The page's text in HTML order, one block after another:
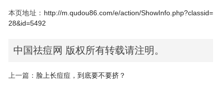
本页地址： http://m.qudou86.com/e/action/ShowInfo.php?classid=
28&id=5492
中国祛痘网 版权所有转载请注明。
上一篇： 脸上长痘痘，到底要不要挤？